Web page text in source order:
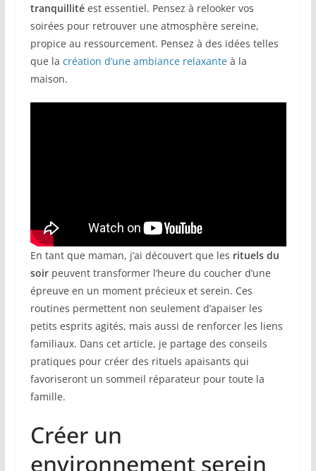
tranquillitéest essentiel. Pensez à relooker vos
soirées pour retrouver une atmosphère sereine,
propice au ressourcement. Pensez à des idées telles
que la création d’une ambiance relaxanteà la
maison.
En tant que maman, j’ai découvert que les rituels du
soirpeuvent transformer l’heure du coucher d’une
épreuve en un moment précieux et serein. Ces
routines permettent non seulement d’apaiser les
petits esprits agités, mais aussi de renforcer les liens
familiaux. Dans cet article, je partage des conseils
pratiques pour créer des rituels apaisants qui
favoriseront un sommeil réparateur pour toute la
famille.
Créer un
environnement serein